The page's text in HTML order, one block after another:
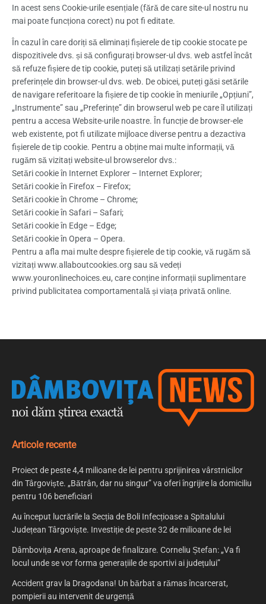
In acest sens Cookie-urile esențiale (fără de care site-ul nostru nu
mai poate funcționa corect) nu pot fi editate.
În cazul în care doriți să eliminați fișierele de tip cookie stocate pe
dispozitivele dvs. și să configurați browser-ul dvs. web astfel încât
să refuze fișiere de tip cookie, puteți să utilizați setările privind
preferințele din browser-ul dvs. web. De obicei, puteți găsi setările
de navigare referitoare la fișiere de tip cookie în meniurile „Opțiuni”,
„Instrumente” sau „Preferințe” din browserul web pe care îl utilizați
pentru a accesa Website-urile noastre. În funcție de browser-ele
web existente, pot fi utilizate mijloace diverse pentru a dezactiva
fișierele de tip cookie. Pentru a obține mai multe informații, vă
rugăm să vizitați website-ul browserelor dvs.:
Setări cookie în Internet Explorer – Internet Explorer;
Setări cookie în Firefox – Firefox;
Setări cookie în Chrome – Chrome;
Setări cookie în Safari – Safari;
Setări cookie în Edge – Edge;
Setări cookie în Opera – Opera.
Pentru a afla mai multe despre fișierele de tip cookie, vă rugăm să
vizitați www.allaboutcookies.org sau să vedeți
www.youronlinechoices.eu, care conține informații suplimentare
privind publicitatea comportamentală și viața privată online.
Articole recente
Proiect de peste 4,4 milioane de lei pentru sprijinirea vârstnicilor
din Târgoviște. „Bătrân, dar nu singur” va oferi îngrijire la domiciliu
pentru 106 beneficiari
Au început lucrările la Secția de Boli Infecțioase a Spitalului
Județean Târgoviște. Investiție de peste 32 de milioane de lei
Dâmbovița Arena, aproape de finalizare. Corneliu Ștefan: „Va fi
locul unde se vor forma generațiile de sportivi ai județului”
Accident grav la Dragodana! Un bărbat a rămas încarcerat,
pompierii au intervenit de urgență